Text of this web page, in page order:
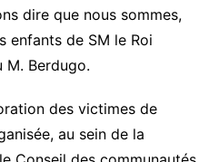
dire que nous sommes,
enfants de SM le Roi
M. Berdugo.
des victimes de
au sein de la